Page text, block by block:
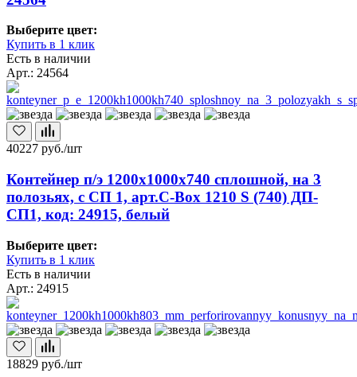
Выберите цвет:
Купить в 1 клик
Есть в наличии
Арт.: 24564
40227 руб./шт
Контейнер п/э 1200х1000х740 сплошной, на 3
полозьях, с СП 1, арт.C-Box 1210 S (740) ДП-
СП1, код: 24915, белый
Выберите цвет:
Купить в 1 клик
Есть в наличии
Арт.: 24915
18829 руб./шт